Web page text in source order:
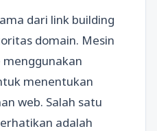
dari link building
domain. Mesin
menggunakan
menentukan
web. Salah satu
adalah